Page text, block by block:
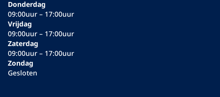
Donderdag
09:00uur – 17:00uur
Vrijdag
09:00uur – 17:00uur
Zaterdag
09:00uur – 17:00uur
Zondag
Gesloten